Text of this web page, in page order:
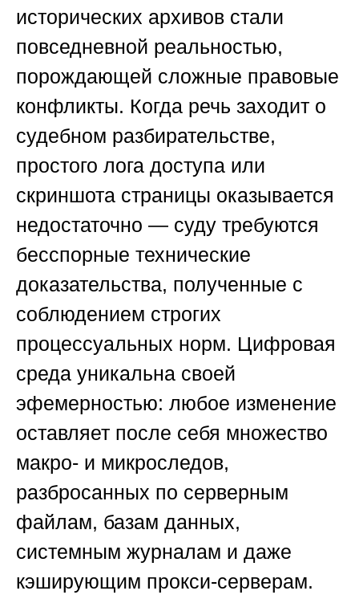
исторических архивов стали
повседневной реальностью,
порождающей сложные правовые
конфликты. Когда речь заходит о
судебном разбирательстве,
простого лога доступа или
скриншота страницы оказывается
недостаточно — суду требуются
бесспорные технические
доказательства, полученные с
соблюдением строгих
процессуальных норм. Цифровая
среда уникальна своей
эфемерностью: любое изменение
оставляет после себя множество
макро- и микроследов,
разбросанных по серверным
файлам, базам данных,
системным журналам и даже
кэширующим прокси-серверам.